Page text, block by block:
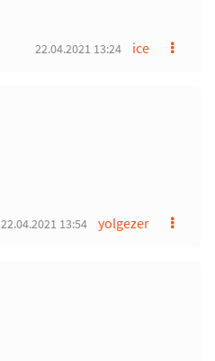
ice
22.04.2021 13:24
yolgezer
22.04.2021 13:54